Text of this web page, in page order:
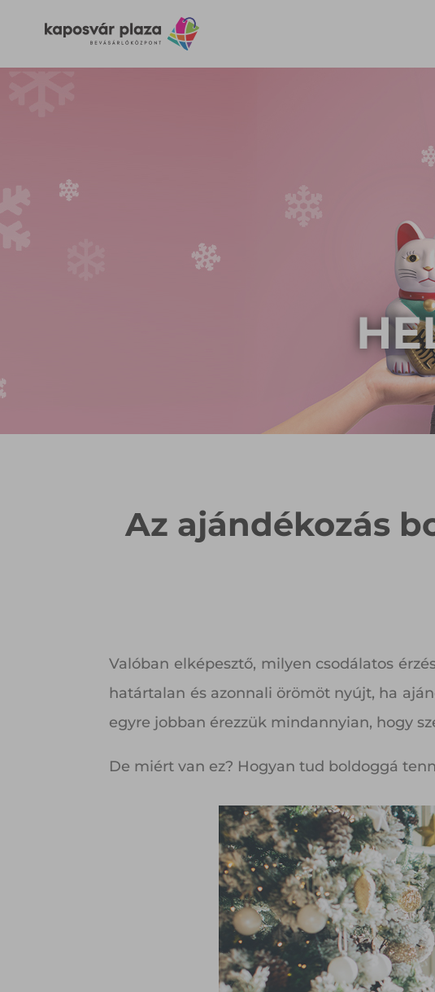
Az ajándékozás
Valóban elképesztő, milyen csodálatos
határtalan és azonnali örömöt nyújt, ha
egyre jobban érezzük mindannyian, hogy
De miért van ez? Hogyan tud boldoggá